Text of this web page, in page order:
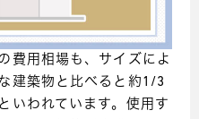
費用相場も、サイズによ
建築物と比べると約1/3
いわれています。使用す